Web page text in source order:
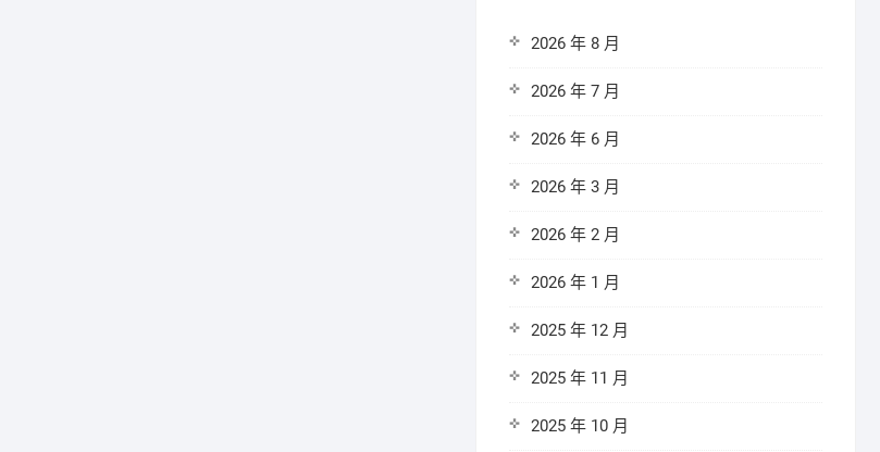
2026 年 8 月
2026 年 7 月
2026 年 6 月
2026 年 3 月
2026 年 2 月
2026 年 1 月
2025 年 12 月
2025 年 11 月
2025 年 10 月